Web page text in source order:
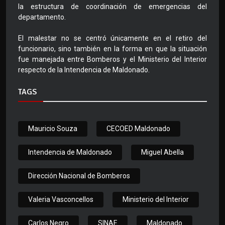
la estructura de coordinación de emergencias del
departamento.
El malestar no se centró únicamente en el retiro del
funcionario, sino también en la forma en que la situación
fue manejada entre Bomberos y el Ministerio del Interior
respecto de la Intendencia de Maldonado.
TAGS
Mauricio Souza CECOED Maldonado
Intendencia de Maldonado Miguel Abella
Dirección Nacional de Bomberos
Valeria Vasconcellos Ministerio del Interior
Carlos Negro SINAE Maldonado